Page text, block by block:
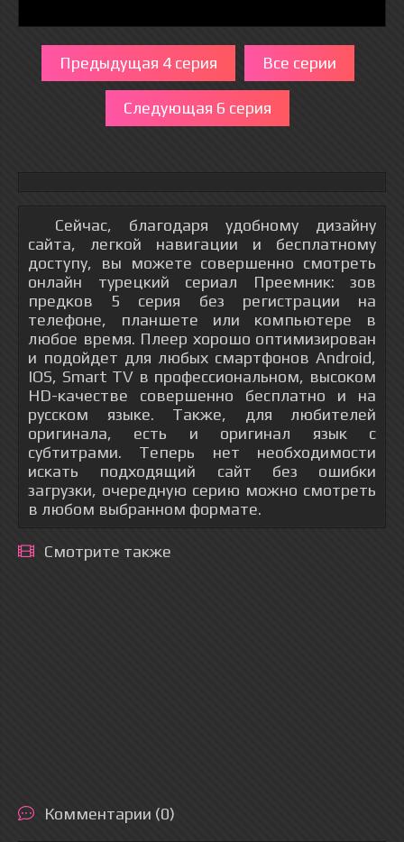
Предыдущая 4 серия Все серии
Следующая 6 серия
Сейчас, благодаря удобному дизайну
сайта, легкой навигации и бесплатному
доступу, вы можете совершенно смотреть
онлайн турецкий сериал Преемник: зов
предков 5 серия без регистрации на
телефоне, планшете или компьютере в
любое время. Плеер хорошо оптимизирован
и подойдет для любых смартфонов Android,
IOS, Smart TV в профессиональном, высоком
HD-качестве совершенно бесплатно и на
русском языке. Также, для любителей
оригинала, есть и оригинал язык с
субтитрами. Теперь нет необходимости
искать подходящий сайт без ошибки
загрузки, очередную серию можно смотреть
в любом выбранном формате.
Смотрите также
Комментарии (0)